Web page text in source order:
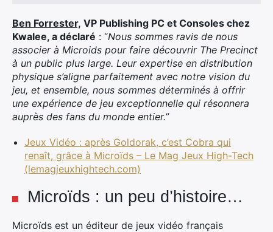
Ben Forrester, VP Publishing PC et Consoles chez
Kwalee, a déclaré : “Nous sommes ravis de nous
associer à Microids pour faire découvrir The Precinct
à un public plus large. Leur expertise en distribution
physique s’aligne parfaitement avec notre vision du
jeu, et ensemble, nous sommes déterminés à offrir
une expérience de jeu exceptionnelle qui résonnera
auprès des fans du monde entier.”
Jeux Vidéo : après Goldorak, c’est Cobra qui
renaît, grâce à Microïds – Le Mag Jeux High-Tech
(lemagjeuxhightech.com)
Microïds : un peu d’histoire…
Microïds est un éditeur de jeux vidéo français